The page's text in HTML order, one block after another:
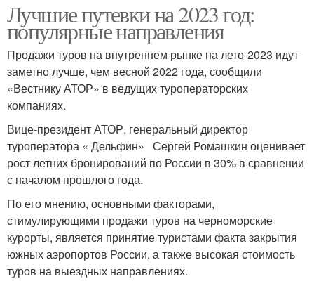
Лучшие путевки на 2023 год:
популярные направления
Продажи туров на внутреннем рынке на лето-2023 идут
заметно лучше, чем весной 2022 года, сообщили
«Вестнику АТОР» в ведущих туроператорских
компаниях.
Вице-президент АТОР, генеральный директор
туроператора « Дельфин» Сергей Ромашкин оценивает
рост летних бронирований по России в 30% в сравнении
с началом прошлого года.
По его мнению, основными факторами,
стимулирующими продажи туров на черноморские
курорты, является принятие туристами факта закрытия
южных аэропортов России, а также высокая стоимость
туров на выездных направлениях.